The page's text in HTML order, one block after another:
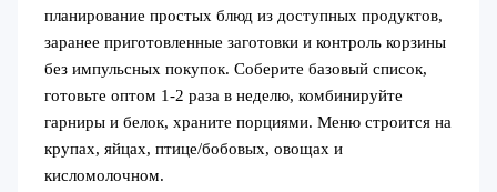
планирование простых блюд из доступных продуктов,
заранее приготовленные заготовки и контроль корзины
без импульсных покупок. Соберите базовый список,
готовьте оптом 1-2 раза в неделю, комбинируйте
гарниры и белок, храните порциями. Меню строится на
крупах, яйцах, птице/бобовых, овощах и
кисломолочном.